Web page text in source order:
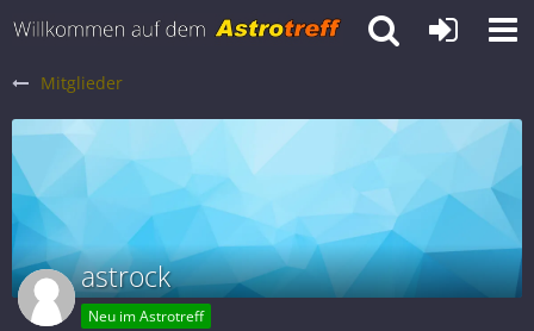
Mitglieder
astrock
Neu im Astrotreff